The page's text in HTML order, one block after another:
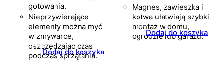
gotowania.
Nieprzywierające
elementy można myć
w zmywarce,
oszczędzając czas
podczas sprzątania.
Dodaj do koszyka
Magnes, zawieszka i
kotwa ułatwiają szybki
montaż w domu,
ogrodzie lub garażu.
Dodaj do koszyka